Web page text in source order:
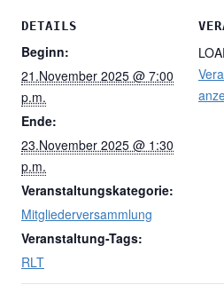
DETAILS
Beginn:
21.November 2025 @ 7:00
p.m.
Ende:
23.November 2025 @ 1:30
p.m.
Veranstaltungskategorie:
Mitgliederversammlung
Veranstaltung-Tags:
RLT